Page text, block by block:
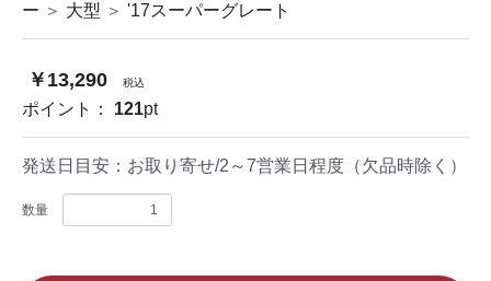
ー ＞ 大型 ＞ '17スーパーグレート
￥13,290 税込
ポイント： 121pt
発送日目安： お取り寄せ/2～7営業日程度（欠品時除く）
数量